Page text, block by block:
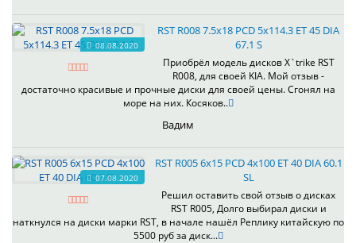
08.08.2020
RST R008 7.5x18 PCD 5x114.3 ET 45 DIA
67.1 S
Приобрёл модель дисков X`trike RST
R008, для своей KIA. Мой отзыв -
достаточно красивые и прочные диски для своей цены. Сгонял на
море на них. Косяков..
Вадим
07.08.2020
RST R005 6x15 PCD 4x100 ET 40 DIA 60.1
SL
Решил оставить свой отзыв о дисках
RST R005, Долго выбирал диски и
наткнулся на диски марки RST, в начале нашёл Реплику китайскую по
5500 руб за диск...